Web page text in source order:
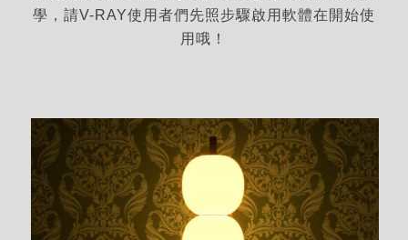
學，請V-RAY使用者們先照步驟啟用軟體在開始使
用哦！